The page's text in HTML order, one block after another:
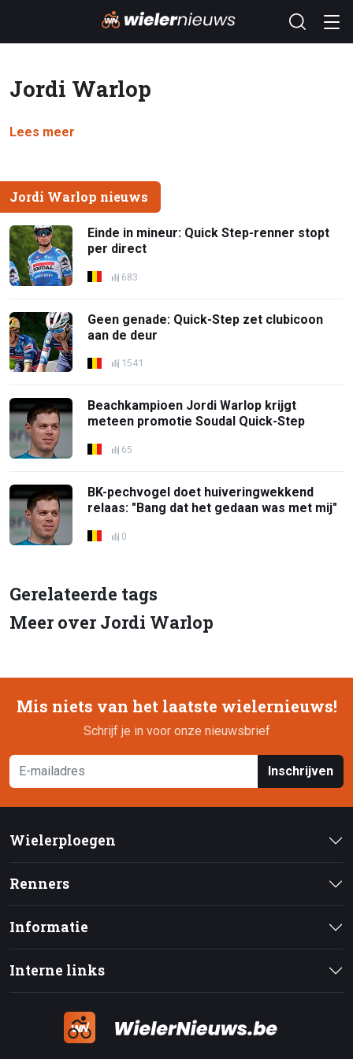
Jordi Warlop
Lees meer
Jordi Warlop nieuws
Einde in mineur: Quick Step-renner stopt
per direct
683
Geen genade: Quick-Step zet clubicoon
aan de deur
1541
Beachkampioen Jordi Warlop krijgt
meteen promotie Soudal Quick-Step
65
BK-pechvogel doet huiveringwekkend
relaas: "Bang dat het gedaan was met mij"
0
Gerelateerde tags
Meer over Jordi Warlop
Mis niets van het laatste wielernieuws!
Schrijf je in voor onze nieuwsbrief
Inschrijven
Wielerploegen
Renners
Informatie
Interne links